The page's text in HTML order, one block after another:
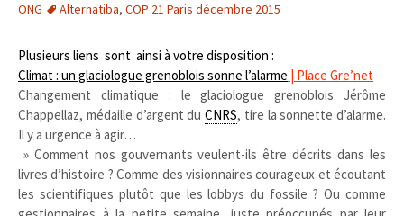
ONG
Alternatiba, COP 21 Paris décembre 2015
Plusieurs liens sont ainsi à votre disposition :
Climat : un glaciologue grenoblois sonne l’alarme | Place Gre’net
Changement climatique : le glaciologue grenoblois Jérôme
Chappellaz, médaille d’argent du CNRS, tire la sonnette d’alarme.
Il y a urgence à agir…
» Comment nos gouvernants veulent-ils être décrits dans les
livres d’histoire ? Comme des visionnaires courageux et écoutant
les scientifiques plutôt que les lobbys du fossile ? Ou comme